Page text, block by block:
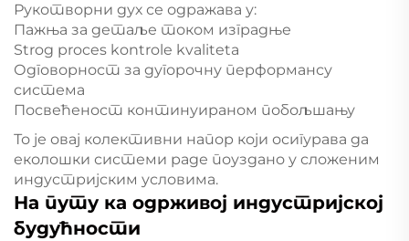
Рукотворни дух се одражава у:
Пажња за детаље током изградње
Strog proces kontrole kvaliteta
Одговорност за дугорочну перформансу
система
Посвећеност континуираном побољшању
То је овај колективни напор који осигурава да
еколошки системи раде поуздано у сложеним
индустријским условима.
На путу ка одрживој индустријској
будућности